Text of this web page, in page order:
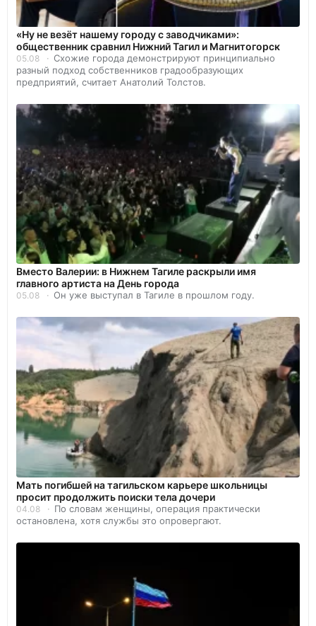
«Ну не везёт нашему городу с заводчиками»:
общественник сравнил Нижний Тагил и Магнитогорск
05.08
Схожие города демонстрируют принципиально
разный подход собственников градообразующих
предприятий, считает Анатолий Толстов.
Вместо Валерии: в Нижнем Тагиле раскрыли имя
главного артиста на День города
05.08 Он уже выступал в Тагиле в прошлом году.
Мать погибшей на тагильском карьере школьницы
просит продолжить поиски тела дочери
04.08
По словам женщины, операция практически
остановлена, хотя службы это опровергают.